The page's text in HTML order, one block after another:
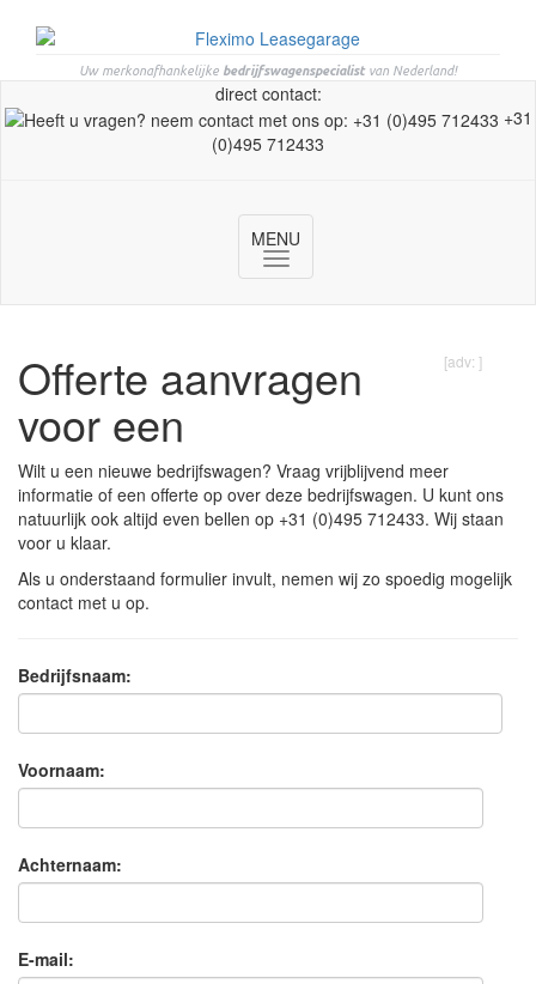
Uw merkonafhankelijke bedrijfswagenspecialistvan Nederland!
direct contact:
+31
(0)495 712433
MENU
Toggle
navigation
[adv: ]
Offerte aanvragen
voor een
Wilt u een nieuwe bedrijfswagen? Vraag vrijblijvend meer
informatie of een offerte op over deze bedrijfswagen. U kunt ons
natuurlijk ook altijd even bellen op +31 (0)495 712433. Wij staan
voor u klaar.
Als u onderstaand formulier invult, nemen wij zo spoedig mogelijk
contact met u op.
Bedrijfsnaam:
Voornaam:
Achternaam:
E-mail: